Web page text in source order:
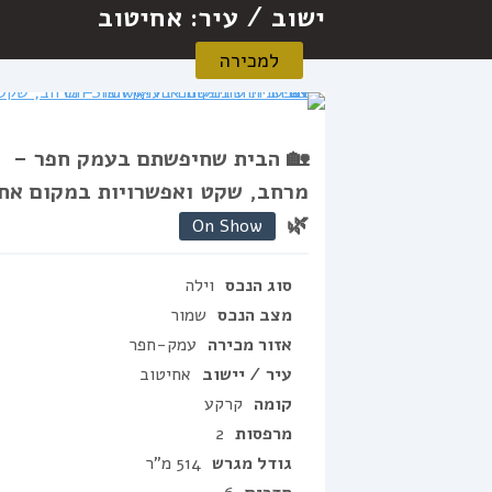
ישוב / עיר: אחיטוב
למכירה
🏡 הבית שחיפשתם בעמק חפר –
מרחב, שקט ואפשרויות במקום
🌿
On Show
סוג הנכס וילה
מצב הנכס שמור
אזור מכירה עמק-חפר
עיר / יישוב אחיטוב
קומה קרקע
מרפסות 2
גודל מגרש 514 מ"ר